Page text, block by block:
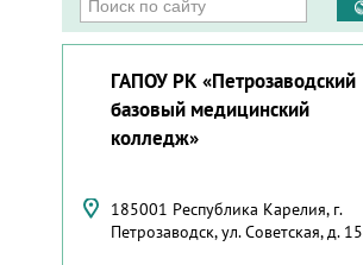
ГАПОУ РК «Петрозаводский
базовый медицинский
колледж»
185001 Республика Карелия, г.
Петрозаводск, ул. Советская, д. 15